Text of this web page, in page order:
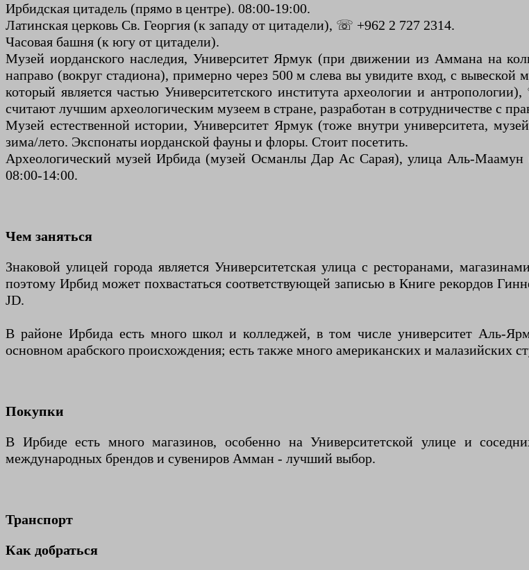
Ирбидская цитадель (прямо в центре). 08:00-19:00.
Латинская церковь Св. Георгия (к западу от цитадели), ☏ +962 2 727 2314.
Часовая башня (к югу от цитадели).
Музей иорданского наследия, Университет Ярмук (при движении из Аммана на
направо (вокруг стадиона), примерно через 500 м слева вы увидите вход, с
который является частью Университетского института археологии и
считают лучшим археологическим музеем в стране, разработан в сотрудничестве с
Музей естественной истории, Университет Ярмук (тоже внутри университета,
зима/лето. Экспонаты иорданской фауны и флоры. Стоит посетить.
Археологический музей Ирбида (музей Османлы Дар Ас Сарая), улица Аль-
08:00-14:00.
Чем заняться
Знаковой улицей города является Университетская улица с ресторанами,
поэтому Ирбид может похвастаться соответствующей записью в Книге рекордов
JD.
В районе Ирбида есть много школ и колледжей, в том числе университет Аль-
основном арабского происхождения; есть также много американских и малазийских
Покупки
В Ирбиде есть много магазинов, особенно на Университетской улице и
международных брендов и сувениров Амман - лучший выбор.
Транспорт
Как добраться